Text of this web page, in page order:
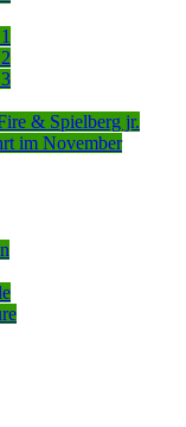
& Spielberg jr.
im November